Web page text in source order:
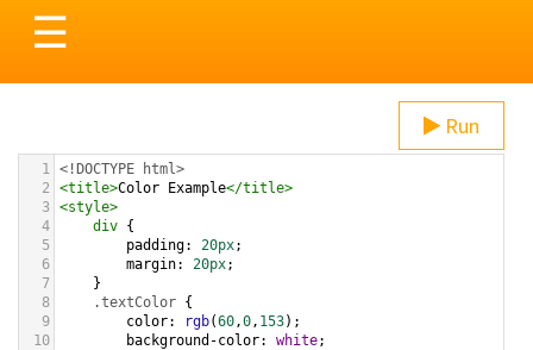
Toggle
navigation
☰
Run
1 <!DOCTYPE html>
2
<title>Color Example</title>
3 <style>
4
div {
5
padding: 20px;
6
margin: 20px;
7
}
8
.textColor {
9
color: rgb(60,0, 153);
10
background-color: white;